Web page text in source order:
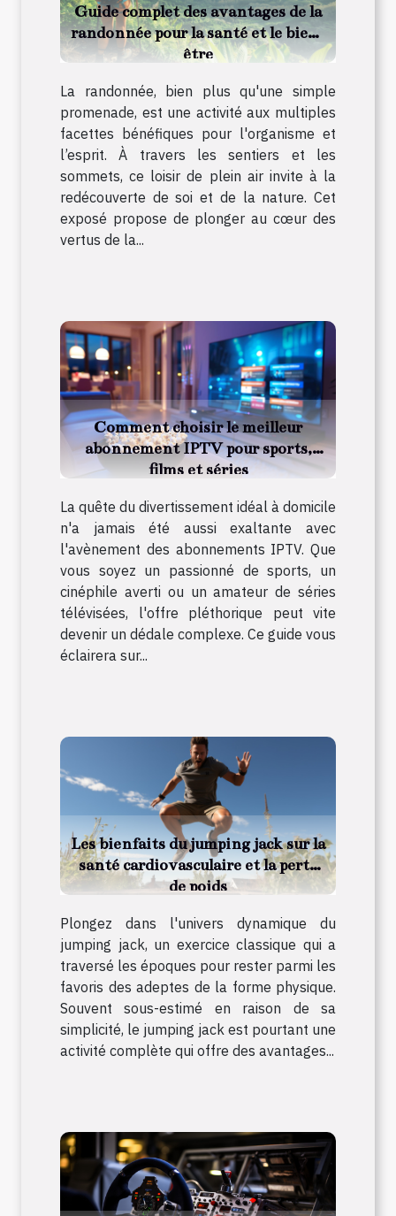
Guide complet des avantages de la
randonnée pour la santé et le bien-
être
La randonnée, bien plus qu'une simple
promenade, est une activité aux multiples
facettes bénéfiques pour l'organisme et
l’esprit. À travers les sentiers et les
sommets, ce loisir de plein air invite à la
redécouverte de soi et de la nature. Cet
exposé propose de plonger au cœur des
vertus de la...
Comment choisir le meilleur
abonnement IPTV pour sports,
films et séries
La quête du divertissement idéal à domicile
n'a jamais été aussi exaltante avec
l'avènement des abonnements IPTV. Que
vous soyez un passionné de sports, un
cinéphile averti ou un amateur de séries
télévisées, l'offre pléthorique peut vite
devenir un dédale complexe. Ce guide vous
éclairera sur...
Les bienfaits du jumping jack sur la
santé cardiovasculaire et la perte
de poids
Plongez dans l'univers dynamique du
jumping jack, un exercice classique qui a
traversé les époques pour rester parmi les
favoris des adeptes de la forme physique.
Souvent sous-estimé en raison de sa
simplicité, le jumping jack est pourtant une
activité complète qui offre des avantages...